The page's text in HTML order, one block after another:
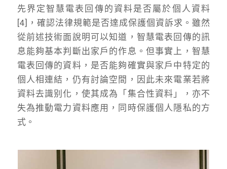
先界定智慧電表回傳的資料是否屬於個人資料
[4]，確認法律規範是否達成保護個資訴求。雖然
從前述技術面說明可以知道，智慧電表回傳的訊
息能夠基本判斷出家戶的作息。但事實上，智慧
電表回傳的資料，是否能夠確實與家戶中特定的
個人相連結，仍有討論空間，因此未來電業若將
資料去識别化，使其成為「集合性資料」，亦不
失為推動電力資料應用，同時保護個人隱私的方
式。